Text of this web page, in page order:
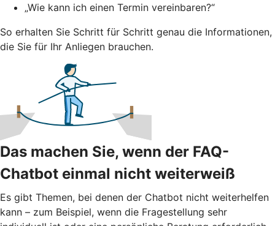
„Wie kann ich einen Termin vereinbaren?“
So erhalten Sie Schritt für Schritt genau die Informationen,
die Sie für Ihr Anliegen brauchen.
Das machen Sie, wenn der FAQ-
Chatbot einmal nicht weiterweiß
Es gibt Themen, bei denen der Chatbot nicht weiterhelfen
kann – zum Beispiel, wenn die Fragestellung sehr